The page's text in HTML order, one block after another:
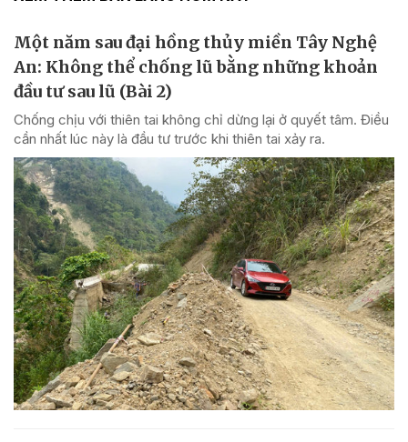
Một năm sau đại hồng thủy miền Tây Nghệ
An: Không thể chống lũ bằng những khoản
đầu tư sau lũ (Bài 2)
Chống chịu với thiên tai không chỉ dừng lại ở quyết tâm. Điều
cần nhất lúc này là đầu tư trước khi thiên tai xảy ra.